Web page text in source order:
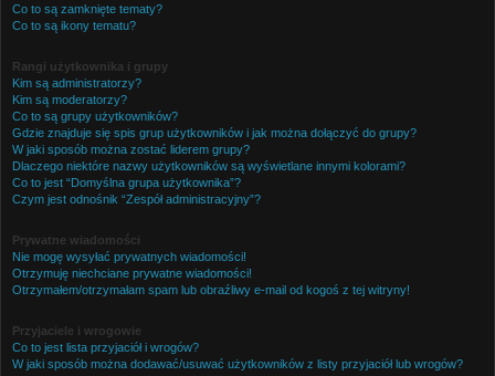
Co to są zamknięte tematy?
Co to są ikony tematu?
Rangi użytkownika i grupy
Kim są administratorzy?
Kim są moderatorzy?
Co to są grupy użytkowników?
Gdzie znajduje się spis grup użytkowników i jak można dołączyć do grupy?
W jaki sposób można zostać liderem grupy?
Dlaczego niektóre nazwy użytkowników są wyświetlane innymi kolorami?
Co to jest “Domyślna grupa użytkownika”?
Czym jest odnośnik “Zespół administracyjny”?
Prywatne wiadomości
Nie mogę wysyłać prywatnych wiadomości!
Otrzymuję niechciane prywatne wiadomości!
Otrzymałem/otrzymałam spam lub obraźliwy e-mail od kogoś z tej witryny!
Przyjaciele i wrogowie
Co to jest lista przyjaciół i wrogów?
W jaki sposób można dodawać/usuwać użytkowników z listy przyjaciół lub wrogów?